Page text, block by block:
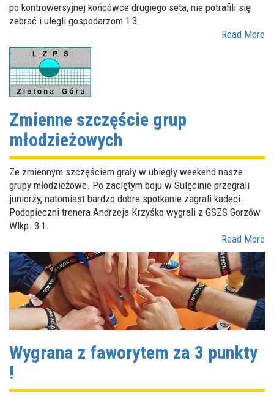
po kontrowersyjnej końcówce drugiego seta, nie potrafili się
zebrać i ulegli gospodarzom 1:3.
Read More
Zmienne szczęście grup
młodzieżowych
Ze zmiennym szczęściem grały w ubiegły weekend nasze
grupy młodzieżowe. Po zaciętym boju w Sulęcinie przegrali
juniorzy, natomiast bardzo dobre spotkanie zagrali kadeci.
Podopieczni trenera Andrzeja Krzyśko wygrali z GSZS Gorzów
Wlkp. 3:1.
Read More
Wygrana z faworytem za 3 punkty
!